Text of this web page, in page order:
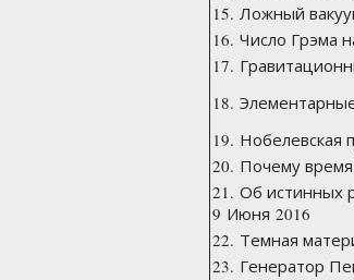
15. Ложный
16. Число Грэма
17.
18.
19. Нобелевская
20. Почему
21. Об истинных
9 Июня 2016
22. Темная
23. Генератор